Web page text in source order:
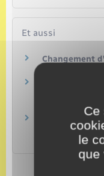
Et aussi
Changement
Nom d'usage
Papiers –
Acte de
ou d'extrait
Papiers –
Ce
le
que